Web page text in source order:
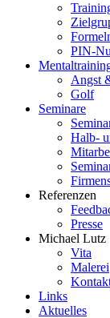
PIN-
Angst
Golf
Seminare
Halb-
Referenzen
Presse
Michael Lutz
Vita
Malerei
Links
Aktuelles